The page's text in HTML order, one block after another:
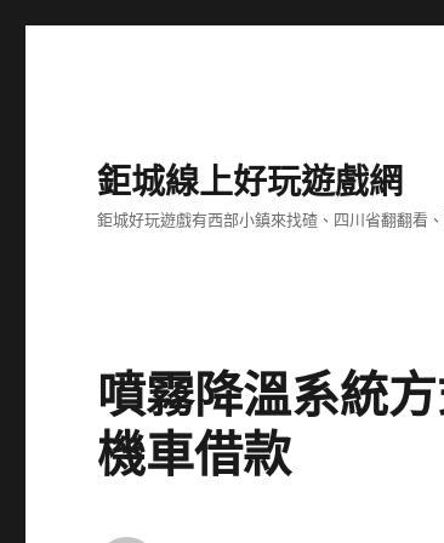
鉅城線上好玩遊戲網
鉅城好玩遊戲有西部小鎮來找碴、四川省翻翻看
噴霧降溫系統
機車借款